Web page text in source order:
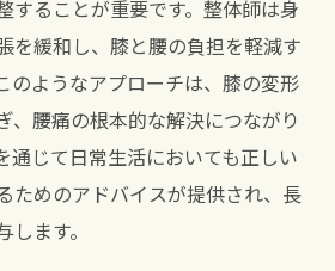
することが重要です。整体師は身
を緩和し、膝と腰の負担を軽減す
のようなアプローチは、膝の変形
、腰痛の根本的な解決につながり
通じて日常生活においても正しい
ためのアドバイスが提供され、長
ます。